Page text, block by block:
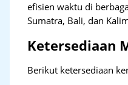
efisien waktu di
Sumatra, Bali, dan
Ketersediaan
Berikut ketersediaan